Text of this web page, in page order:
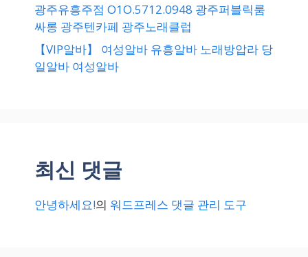
광주유흥주점 O1O.5712.0948 광주퍼블릭룸
싸롱 광주텐카페 광주노래클럽
【VIP알바】 여성알바 유흥알바 노래방압라 당
일알바 여성알바
최신 댓글
안녕하세요!의 워드프레스 댓글 관리 도구